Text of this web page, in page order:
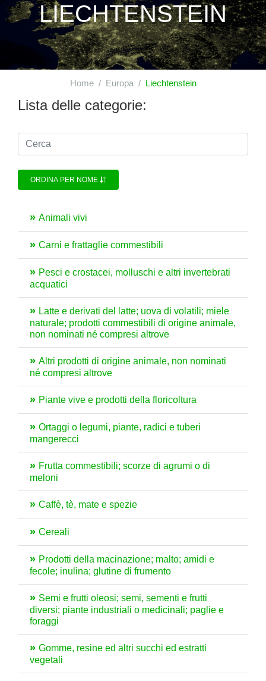
LIECHTENSTEIN
Home Europa Liechtenstein
Lista delle categorie:
ORDINA PER NOME
Animali vivi
Carni e frattaglie commestibili
Pesci e crostacei, molluschi e altri invertebrati
acquatici
Latte e derivati del latte; uova di volatili; miele
naturale; prodotti commestibili di origine animale,
non nominati né compresi altrove
Altri prodotti di origine animale, non nominati
né compresi altrove
Piante vive e prodotti della floricoltura
Ortaggi o legumi, piante, radici e tuberi
mangerecci
Frutta commestibili; scorze di agrumi o di
meloni
Caffè, tè, mate e spezie
Cereali
Prodotti della macinazione; malto; amidi e
fecole; inulina; glutine di frumento
Semi e frutti oleosi; semi, sementi e frutti
diversi; piante industriali o medicinali; paglie e
foraggi
Gomme, resine ed altri succhi ed estratti
vegetali